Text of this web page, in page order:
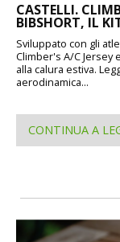
CASTELLI.
BIBSHORT, IL
Sviluppato con gli
Climber's A/C
alla calura estiva.
aerodinamica...
CONTINUA A